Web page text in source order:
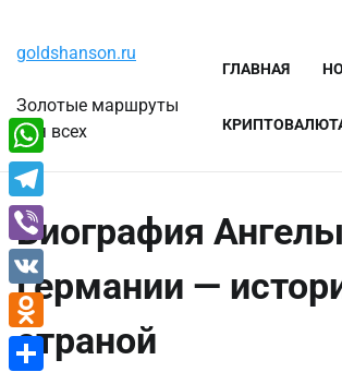
содержимому
goldshanson.ru
Золотые маршруты
для всех
ГЛАВНАЯ
Биография
Германии —
страной
WhatsApp
Telegram
Viber
VK
Odnoklassniki